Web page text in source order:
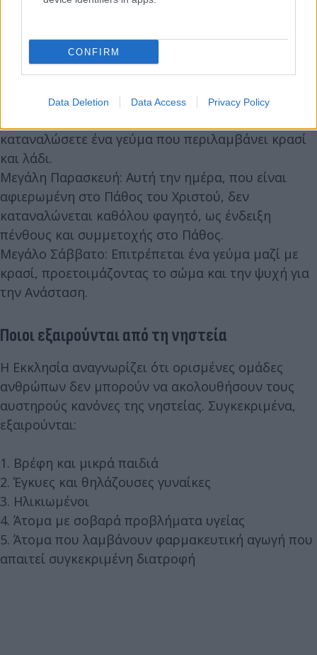
CONFIRM
Data Deletion Data Access Privacy Policy
Τετάρτη: Επιτρέπεται ΜΟΝΟ ένα γεύμα την ημέρα,
μαζί με ξηροφαγία (τροφές χωρίς μαγείρεμα και
Μεγάλη Πέμπτη: Επιτρέπεται η κατάλυση ενός
καταναλώσετε ένα γεύμα που περιλαμβάνει κρασί
και λάδι.
Μεγάλη Παρασκευή: Αυτή την ημέρα, που είναι
αφιερωμένη στο Πάθος του Χριστού, δεν
καταναλώνεται καθόλου φαγητό, ως ένδειξη
πένθους και συμμετοχής στο Πάθος.
Μεγάλο Σάββατο: Επιτρέπεται ένα γεύμα μαζί με
κρασί, προετοιμάζοντας το σώμα και την ψυχή για
την Ανάσταση.
Ποιοι εξαιρούνται από τη νηστεία
Η Εκκλησία αναγνωρίζει ότι ορισμένες ομάδες
ανθρώπων δεν μπορούν να ακολουθήσουν τους
αυστηρούς κανόνες της νηστείας. Συγκεκριμένα,
εξαιρούνται:
1. Βρέφη και μικρά παιδιά
2. Έγκυες και θηλάζουσες γυναίκες
3. Ηλικιωμένοι
4. Άτομα με σοβαρά προβλήματα υγείας
5. Άτομα που λαμβάνουν φαρμακευτική αγωγή που
απαιτεί συγκεκριμένη διατροφή